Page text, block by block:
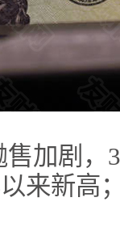
加剧，
来新高